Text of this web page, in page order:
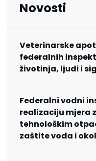
Novosti
Veterinarske
federalnih
životinja, ljudi i
Federalni vodni
realizaciju mjera
tehnološkim
zaštite voda i